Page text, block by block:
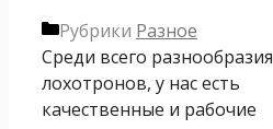
Рубрики Разное
Среди всего разнообразия
лохотронов, у нас есть
качественные и рабочие